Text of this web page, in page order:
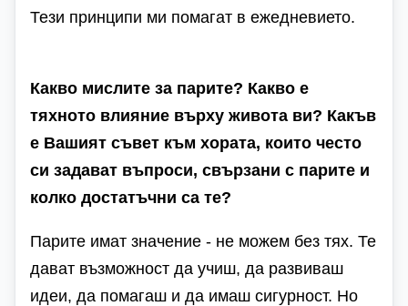
Тези принципи ми помагат в ежедневието.
Какво мислите за парите? Какво е
тяхното влияние върху живота ви? Какъв
е Вашият съвет към хората, които често
си задават въпроси, свързани с парите и
колко достатъчни са те?
Парите имат значение - не можем без тях. Те
дават възможност да учиш, да развиваш
идеи, да помагаш и да имаш сигурност. Но